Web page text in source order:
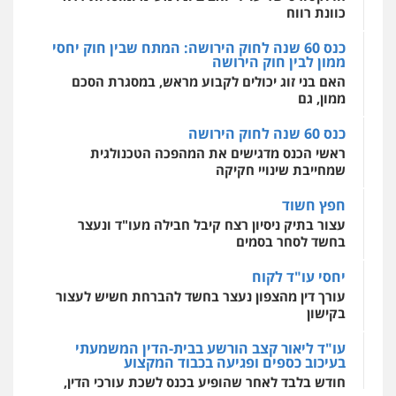
מרכז התחלה חדשה
אסירים עבירות מין שירותים מקצועיים
לעורכי דין
כוונת רווח
כנס 60 שנה לחוק הירושה: המתח שבין חוק יחסי
ממון לבין חוק הירושה
האם בני זוג יכולים לקבוע מראש, במסגרת הסכם
ממון, גם
כנס 60 שנה לחוק הירושה
ראשי הכנס מדגישים את המהפכה הטכנולגית
שמחייבת שינויי חקיקה
חפץ חשוד
עצור בתיק ניסיון רצח קיבל חבילה מעו"ד ונעצר
בחשד לסחר בסמים
יחסי עו"ד לקוח
עורך דין מהצפון נעצר בחשד להברחת חשיש לעצור
בקישון
עו"ד ליאור קצב הורשע בבית-הדין המשמעתי
בעיכוב כספים ופגיעה בכבוד המקצוע
חודש בלבד לאחר שהופיע בכנס לשכת עורכי הדין,